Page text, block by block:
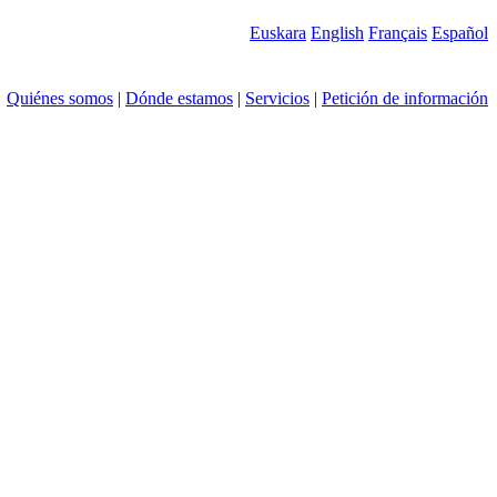
Euskara English Français Español
Quiénes somos | Dónde estamos | Servicios | Petición de información